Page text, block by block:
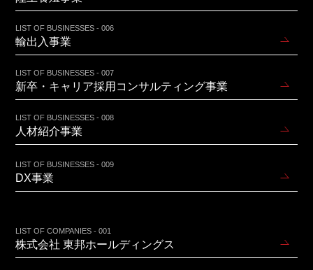
LIST OF BUSINESSES - 006
輸出入事業
LIST OF BUSINESSES - 007
新卒・キャリア採用コンサルティング事業
LIST OF BUSINESSES - 008
人材紹介事業
LIST OF BUSINESSES - 009
DX事業
LIST OF COMPANIES - 001
株式会社 東邦ホールディングス